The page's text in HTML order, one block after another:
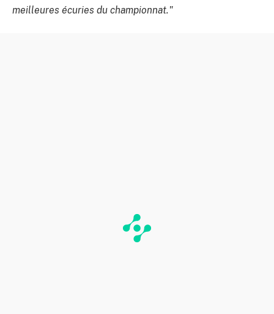
meilleures écuries du championnat."